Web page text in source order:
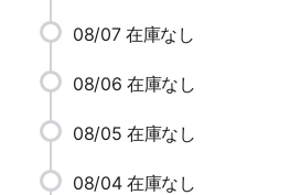
08/07 在庫なし
08/06 在庫なし
08/05 在庫なし
08/04 在庫なし